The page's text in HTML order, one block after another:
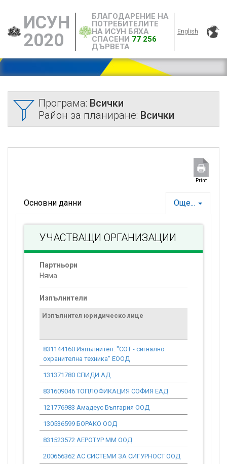
ИСУН
2020
БЛАГОДАРЕНИЕ НА
ПОТРЕБИТЕЛИТЕ
НА ИСУН БЯХА
СПАСЕНИ 77 256
ДЪРВЕТА
English
Програма: Всички
Район за планиране: Всички
Print
Още...
Основни данни
УЧАСТВАЩИ ОРГАНИЗАЦИИ
Партньори
Няма
Изпълнители
Изпълнител юридическо лице
831144160 Изпълнител: "СОТ - сигнално
охранителна техника" ЕООД
131371780 СПИДИ АД
831609046 ТОПЛОФИКАЦИЯ СОФИЯ ЕАД
121776983 Амадеус България ООД
130536599 БОРАКО ООД
831523572 АЕРОТУР ММ ООД
200656362 АС СИСТЕМИ ЗА СИГУРНОСТ ООД